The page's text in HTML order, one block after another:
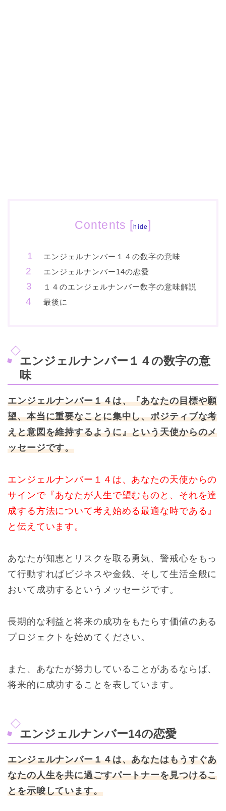
Contents [hide]
エンジェルナンバー１４の数字の意味
エンジェルナンバー14の恋愛
１４のエンジェルナンバー数字の意味解説
最後に
エンジェルナンバー１４の数字の意
味
エンジェルナンバー１４は、『あなたの目標や願
望、本当に重要なことに集中し、ポジティブな考
えと意図を維持するように』という天使からのメ
ッセージです。
エンジェルナンバー１４は、あなたの天使からの
サインで『あなたが人生で望むものと、それを達
成する方法について考え始める最適な時である』
と伝えています。
あなたが知恵とリスクを取る勇気、警戒心をもっ
て行動すればビジネスや金銭、そして生活全般に
おいて成功するというメッセージです。
長期的な利益と将来の成功をもたらす価値のある
プロジェクトを始めてください。
また、あなたが努力していることがあるならば、
将来的に成功することを表しています。
エンジェルナンバー14の恋愛
エンジェルナンバー１４は、あなたはもうすぐあ
なたの人生を共に過ごすパートナーを見つけるこ
とを示唆しています。